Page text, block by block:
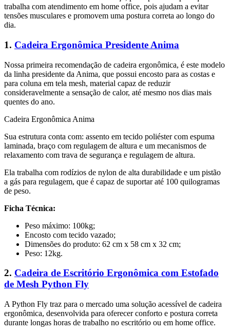
trabalha com atendimento em home office, pois ajudam a evitar
tensões musculares e promovem uma postura correta ao longo do
dia.
1. Cadeira Ergonômica Presidente Anima
Nossa primeira recomendação de cadeira ergonômica, é este modelo
da linha presidente da Anima, que possui encosto para as costas e
para coluna em tela mesh, material capaz de reduzir
consideravelmente a sensação de calor, até mesmo nos dias mais
quentes do ano.
Cadeira Ergonômica Anima
Sua estrutura conta com: assento em tecido poliéster com espuma
laminada, braço com regulagem de altura e um mecanismos de
relaxamento com trava de segurança e regulagem de altura.
Ela trabalha com rodízios de nylon de alta durabilidade e um pistão
a gás para regulagem, que é capaz de suportar até 100 quilogramas
de peso.
Ficha Técnica:
Peso máximo: 100kg;
Encosto com tecido vazado;
Dimensões do produto: ‎62 cm x 58 cm x 32 cm;
Peso: 12kg.
2. Cadeira de Escritório Ergonômica com Estofado
de Mesh Python Fly
A Python Fly traz para o mercado uma solução acessível de cadeira
ergonômica, desenvolvida para oferecer conforto e postura correta
durante longas horas de trabalho no escritório ou em home office.